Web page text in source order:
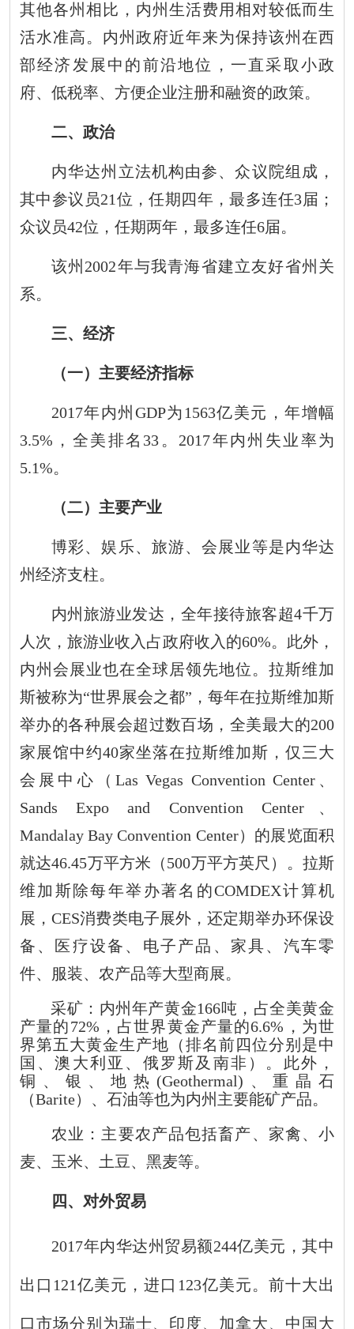
其他各州相比，内州生活费用相对较低而生
活水准高。内州政府近年来为保持该州在西
部经济发展中的前沿地位，一直采取小政
府、低税率、方便企业注册和融资的政策。
二、政治
内华达州立法机构由参、众议院组成，
其中参议员21位，任期四年，最多连任3届；
众议员42位，任期两年，最多连任6届。
该州 2002年与我青海省建立友好省州关
系。
三、经济
（一）主要经济指标
2017年内州 GDP为1563亿美元 ，年增幅
3.5% ，全美排名 33 。 2017年内州失业率为
5.1%。
（二）主要产业
博彩、娱乐、旅游、会展业等是内华达
州经济支柱。
内州旅游业发达，全年接待旅客超4千万
人次，旅游业收入占政府收入的60%。此外，
内州会展业也在全球居领先地位。拉斯维加
斯被称为“世界展会之都” ，每年在拉斯维加斯
举办的各种展会超过数百场，全美最大的200
家展馆中约40家坐落在拉斯维加斯，仅三大
会展中心（Las Vegas Convention Center、
Sands Expo and
Convention Center、
Mandalay Bay Convention Center）的展览面积
就达46.45万平方米（500万平方英尺）。拉斯
维加斯除每年举办著名的COMDEX计算机
展，CES消费类电子展外，还定期举办环保设
备、医疗设备、电子产品、家具、汽车零
件、服装、农产品等大型商展。
采矿：内州年产黄金166吨，占全美黄金
产量的72% ，占世界黄金产量的6.6% ，为世
界第五大黄金生产地（排名前四位分别是中
国、澳大利亚、俄罗斯及南非）。此外，
铜、银、地热 (Geothermal) 、重晶石
（Barite）、石油等也为内州主要能矿产品。
农业：主要农产品包括畜产、家禽、小
麦、玉米、土豆、黑麦等。
四、对外贸易
2017年内华达州贸易额244亿美元，其中
出口 121亿美元，进口 123亿美元。前十大出
口市场分别为瑞士、 印度、 加拿大、中国大